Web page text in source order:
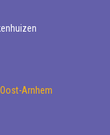
Arnhem